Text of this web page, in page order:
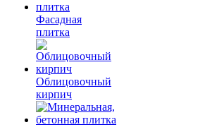
Фасадная
плитка
Облицовочный
кирпич